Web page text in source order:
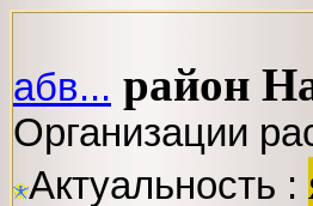
абв... район
Организации
Актуальность :